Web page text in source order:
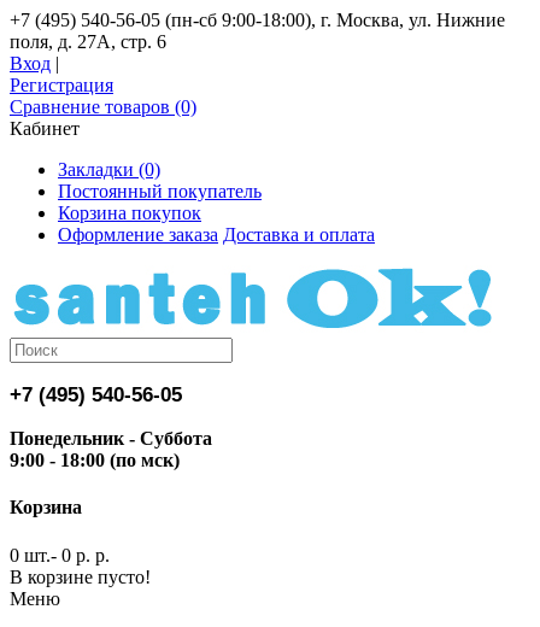
+7 (495) 540-56-05 (пн-сб 9:00-18:00), г. Москва, ул. Нижние
поля, д. 27А, стр. 6
Вход |
Регистрация
Сравнение товаров (0)
Кабинет
Закладки (0)
Постоянный покупатель
Корзина покупок
Оформление заказа Доставка и оплата
+7 (495) 540-56-05
Понедельник - Суббота
9:00 - 18:00 (по мск)
Корзина
0 шт.- 0 р. р.
В корзине пусто!
Меню